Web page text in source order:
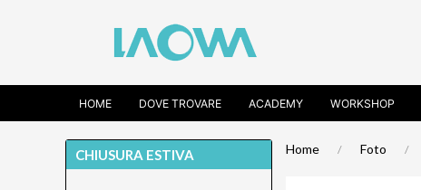
HOME DOVE TROVARE ACADEMY WORKSHOP
Home Foto
CHIUSURA ESTIVA